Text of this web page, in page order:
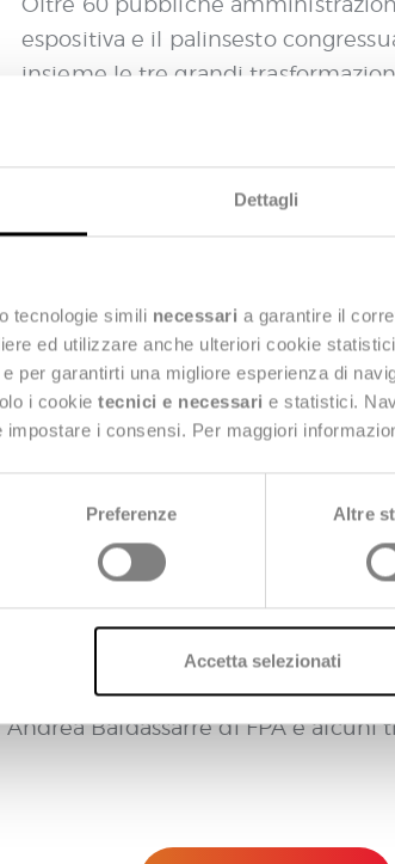
Dettagli
o tecnologie simili necessari a garantire il
ed utilizzare anche ulteriori cookie
per garantirti una migliore esperienza di
i cookie tecnici e necessari e statistici.
i consensi. Per maggiori
Preferenze Altre
Accetta selezionati
espositiva e il palinsesto
insieme le tre grandi
energetica – che interessano la
in agenda, tanti i temi
di formazione e
pubblico.
anche quest’anno.
| Transizione digitale ed
avremo modo di ascoltare in
sicurezza energetica del Paese,
dei lavori, insieme al
tra maturità digitale e
maturità digitale dei comuni
Baldassarre di FPA e alcuni